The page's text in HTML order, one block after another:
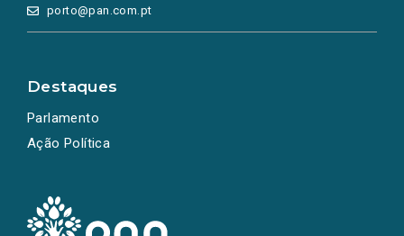
porto@pan.com.pt
Destaques
Parlamento
Ação Política